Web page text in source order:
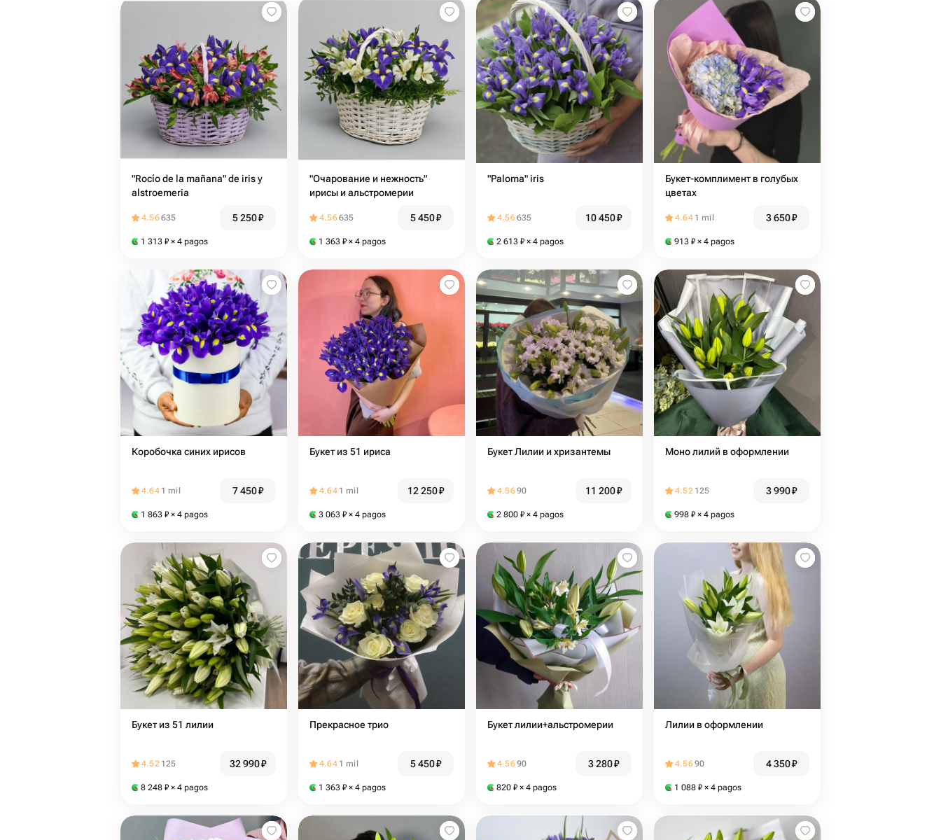
"Rocío de la mañana" de iris y
alstroemeria
4.56635 5 250₽
1 313 ₽ × 4 pagos
"Очарование и нежность"
ирисы и альстромерии
4.56635 5 450₽
1 363 ₽ × 4 pagos
"Paloma" iris
4.56635 10 450₽
2 613 ₽ × 4 pagos
Букет-комплимент в голубых
цветах
4.64 1 mil 3 650₽
913 ₽ × 4 pagos
Коробочка синих ирисов
4.64 1 mil 7 450₽
1 863 ₽ × 4 pagos
Букет из 51 ириса
4.64 1 mil 12 250₽
3 063 ₽ × 4 pagos
Букет Лилии и хризантемы
4.5690 11 200₽
2 800 ₽ × 4 pagos
Моно лилий в оформлении
4.52 125 3 990₽
998 ₽ × 4 pagos
Букет из 51 лилии
4.52 125 32 990₽
8 248 ₽ × 4 pagos
Прекрасное трио
4.64 1 mil 5 450₽
1 363 ₽ × 4 pagos
Букет лилии+альстромерии
4.5690 3 280₽
820 ₽ × 4 pagos
Лилии в оформлении
4.5690 4 350₽
1 088 ₽ × 4 pagos